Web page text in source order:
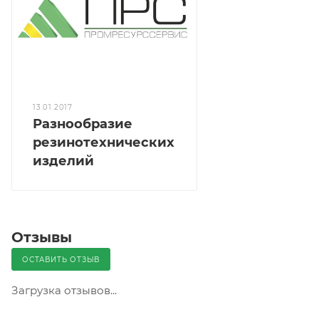
13.01.2017
Разнообразие
резинотехнических
изделий
Отзывы
ОСТАВИТЬ ОТЗЫВ
Загрузка отзывов...